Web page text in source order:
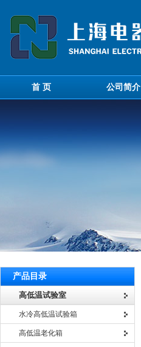
首 页 公司简介
产品目录
高低温试验室
水冷高低温试验箱
高低温老化箱